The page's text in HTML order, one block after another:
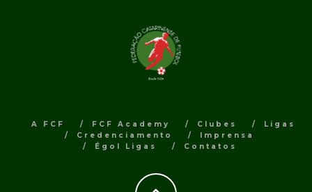
A FCF FCF Academy Clubes
Ligas
Credenciamento
Imprensa
Égol Ligas
Contatos